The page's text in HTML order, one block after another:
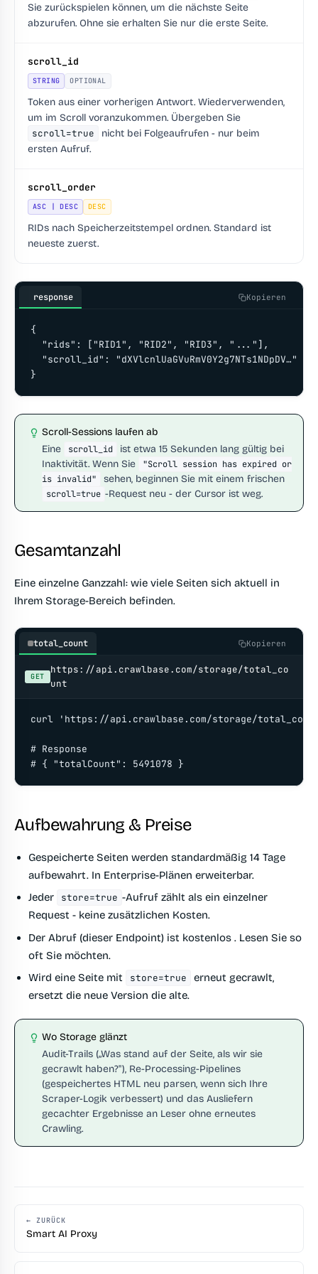
Sie zurückspielen können, um die nächste Seite
abzurufen. Ohne sie erhalten Sie nur die erste Seite.
scroll_id
STRING OPTIONAL
Token aus einer vorherigen Antwort. Wiederverwenden,
um im Scroll voranzukommen. Übergeben Sie
scroll=true
nicht bei Folgeaufrufen - nur beim
ersten Aufruf.
scroll_order
ASC | DESC DESC
RIDs nach Speicherzeitstempel ordnen. Standard ist
neueste zuerst.
response Kopieren
{
  "rids": ["RID1", "RID2", "RID3", "..."],
  "scroll_id": "dXVlcnlUaGVuRmV0Y2g7NTs1NDpDV…"
}
Scroll-Sessions laufen ab
Eine
scroll_id
ist etwa 15 Sekunden lang gültig bei
Inaktivität. Wenn Sie
"Scroll session has expired or
is invalid"
sehen, beginnen Sie mit einem frischen
scroll=true -Request neu - der Cursor ist weg.
Gesamtanzahl
Eine einzelne Ganzzahl: wie viele Seiten sich aktuell in
Ihrem Storage-Bereich befinden.
total_count Kopieren
GET
https://api.crawlbase.com/storage/total_co
unt
curl 'https://api.crawlbase.com/storage/
# Response
# { "totalCount": 5491078 }
Aufbewahrung & Preise
Gespeicherte Seiten werden standardmäßig 14 Tage
aufbewahrt. In Enterprise-Plänen erweiterbar.
Jeder
store=true -Aufruf zählt als ein einzelner
Request - keine zusätzlichen Kosten.
Der Abruf (dieser Endpoint) ist kostenlos . Lesen Sie so
oft Sie möchten.
Wird eine Seite mit
store=true
erneut gecrawlt,
ersetzt die neue Version die alte.
Wo Storage glänzt
Audit-Trails („Was stand auf der Seite, als wir sie
gecrawlt haben?"), Re-Processing-Pipelines
(gespeichertes HTML neu parsen, wenn sich Ihre
Scraper-Logik verbessert) und das Ausliefern
gecachter Ergebnisse an Leser ohne erneutes
Crawling.
← ZURÜCK
Smart AI Proxy